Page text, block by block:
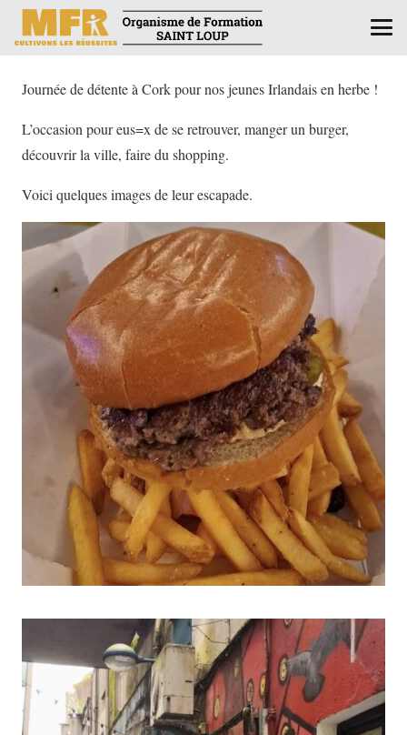
Journée de détente à Cork pour nos jeunes Irlandais en herbe !
L’occasion pour eus=x de se retrouver, manger un burger,
découvrir la ville, faire du shopping.
Voici quelques images de leur escapade.